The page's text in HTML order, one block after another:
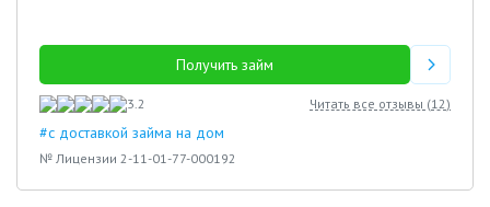
Получить займ
3.2 Читать все отзывы (12)
#с доставкой займа на дом
№ Лицензии 2-11-01-77-000192